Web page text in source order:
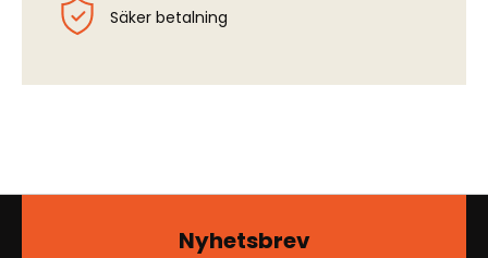
Säker betalning
Nyhetsbrev